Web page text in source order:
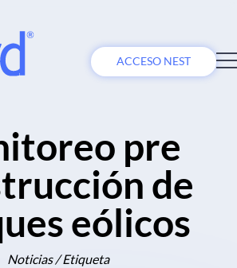
ACCESO NEST
pre
de
eólicos
Noticias / Etiqueta